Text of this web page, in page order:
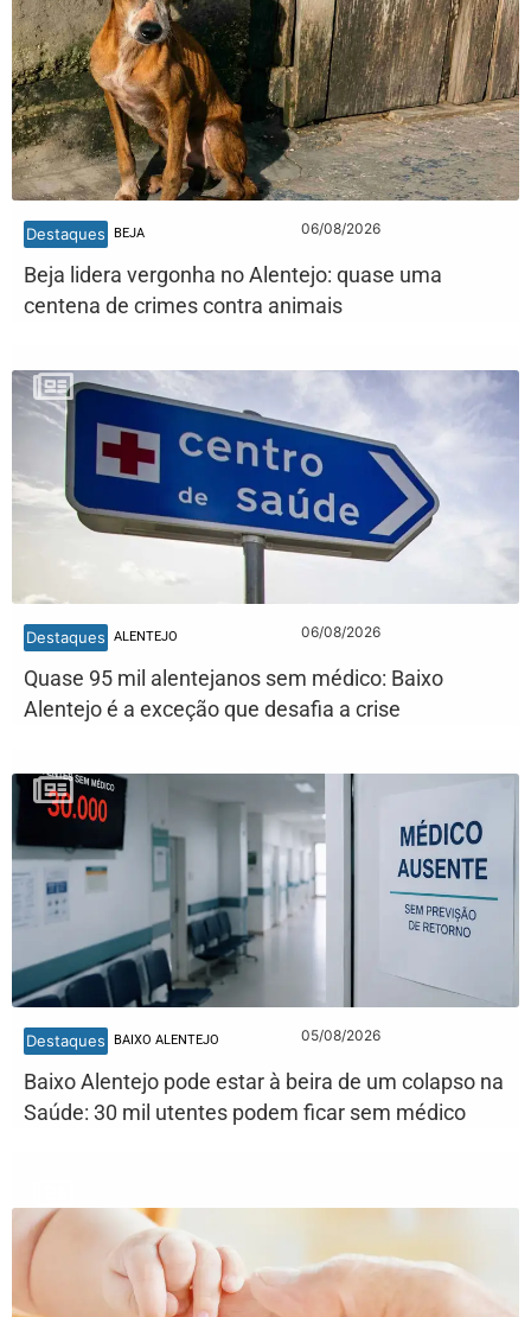
Destaques BEJA 06/08/2026
Beja lidera vergonha no Alentejo: quase uma
centena de crimes contra animais
Destaques ALENTEJO 06/08/2026
Quase 95 mil alentejanos sem médico: Baixo
Alentejo é a exceção que desafia a crise
Destaques BAIXO ALENTEJO 05/08/2026
Baixo Alentejo pode estar à beira de um colapso na
Saúde: 30 mil utentes podem ficar sem médico